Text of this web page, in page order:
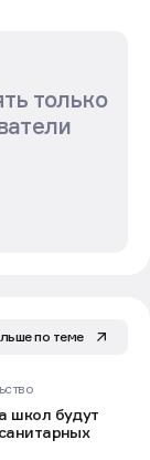
только
по теме
школ будут